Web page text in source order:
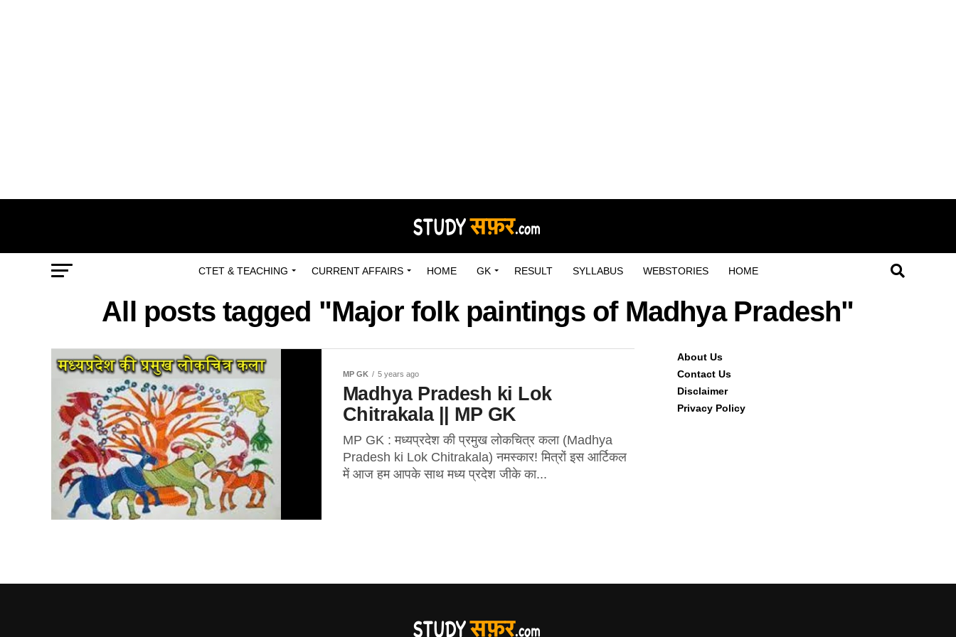
CTET & TEACHING CURRENT AFFAIRS HOME GK RESULT SYLLABUS WEBSTORIES HOME
All posts tagged "Major folk paintings of Madhya Pradesh"
MP GK 5 years ago
Madhya Pradesh ki Lok
Chitrakala || MP GK
MP GK : मध्यप्रदेश की प्रमुख लोकचित्र कला (Madhya
Pradesh ki Lok Chitrakala) नमस्कार! मित्रों इस आर्टिकल
में आज हम आपके साथ मध्य प्रदेश जीके का...
About Us
Contact Us
Disclaimer
Privacy Policy